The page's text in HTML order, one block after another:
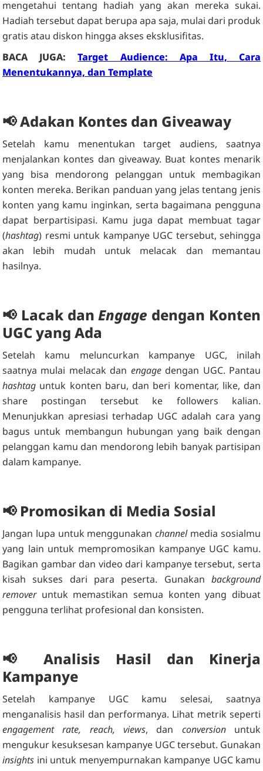
mengetahui tentang hadiah yang akan mereka sukai.
Hadiah tersebut dapat berupa apa saja, mulai dari produk
gratis atau diskon hingga akses eksklusifitas.
BACA JUGA:Target Audience: Apa Itu, Cara
Menentukannya, dan Template
📢Adakan Kontes dan Giveaway
Setelah kamu menentukan target audiens, saatnya
menjalankan kontes dan giveaway. Buat kontes menarik
yang bisa mendorong pelanggan untuk membagikan
konten mereka. Berikan panduan yang jelas tentang jenis
konten yang kamu inginkan, serta bagaimana pengguna
dapat berpartisipasi. Kamu juga dapat membuat tagar
(hashtag) resmi untuk kampanye UGC tersebut, sehingga
akan lebih mudah untuk melacak dan memantau
hasilnya.
📢 Lacak danEngage dengan Konten
UGC yang Ada
Setelah kamu meluncurkan kampanye UGC, inilah
saatnya mulai melacak dan engagedengan UGC. Pantau
hashtag untuk konten baru, dan beri komentar, like, dan
share postingan tersebut ke followers kalian.
Menunjukkan apresiasi terhadap UGC adalah cara yang
bagus untuk membangun hubungan yang baik dengan
pelanggan kamu dan mendorong lebih banyak partisipan
dalam kampanye.
📢 Promosikan di Media Sosial
Jangan lupa untuk menggunakanchannelmedia sosialmu
yang lain untuk mempromosikan kampanye UGC kamu.
Bagikan gambar dan video dari kampanye tersebut, serta
kisah sukses dari para peserta. Gunakan background
removeruntuk memastikan semua konten yang dibuat
pengguna terlihat profesional dan konsisten.
📢Analisis Hasil dan Kinerja
Kampanye
Setelah kampanye UGC kamu selesai, saatnya
menganalisis hasil dan performanya. Lihat metrik seperti
engagement rate, reach, views, dan conversionuntuk
mengukur kesuksesan kampanye UGC tersebut. Gunakan
insights ini untuk menyempurnakan kampanye UGC kamu